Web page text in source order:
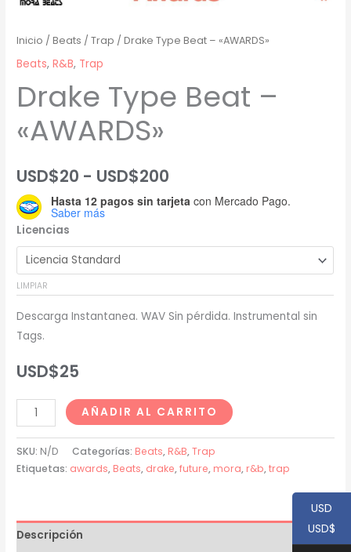
Inicio /Beats /Trap / Drake Type Beat – «AWARDS»
Beats,R&B, Trap
Drake Type Beat –
«AWARDS»
USD$20 - USD$200
de
USD$20
hasta
Hasta 12 pagos sin tarjeta con Mercado Pago.
Saber más
Licencias
LIMPIAR
Descarga Instantanea. WAV Sin pérdida. Instrumental sin
Tags.
USD$25
Drake
Type
Beat
-
AÑADIR AL CARRITO
SKU: N/D Categorías: Beats, R&B,Trap
Etiquetas: awards, Beats, drake,future, mora, r&b,trap
Descripción
USD
USD$